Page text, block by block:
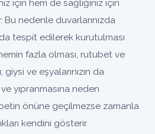
için hem de sağlığınız için
nedenle duvarlarınızda
tespit edilerek kurutulması
fazla olması, rutubet ve
ve eşyalarınızın da
yıpranmasına neden
önüne geçilmezse zamanla
kendini gösterir.